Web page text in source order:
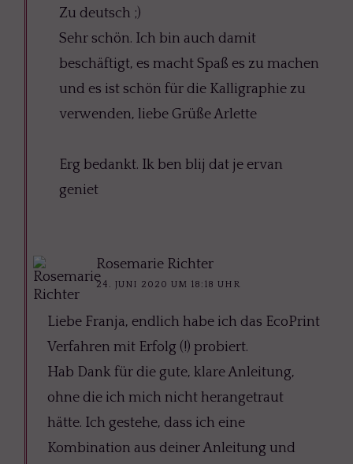
Zu deutsch ;)
Sehr schön. Ich bin auch damit
beschäftigt, es macht Spaß es zu machen
und es ist schön für die Kalligraphie zu
verwenden, liebe Grüße Arlette
Erg bedankt. Ik ben blij dat je ervan
geniet
Rosemarie Richter
24. JUNI 2020 UM 18:18 UHR
Liebe Franja, endlich habe ich das EcoPrint
Verfahren mit Erfolg (!) probiert.
Hab Dank für die gute, klare Anleitung,
ohne die ich mich nicht herangetraut
hätte. Ich gestehe, dass ich eine
Kombination aus deiner Anleitung und